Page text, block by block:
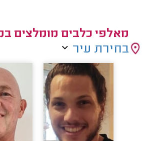
מאלפי כלבים מומלצים
בחירת עיר